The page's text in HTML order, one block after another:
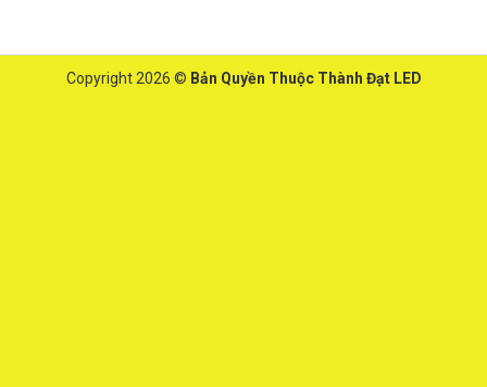
Copyright 2026 © Bản Quyền Thuộc Thành Đạt LED